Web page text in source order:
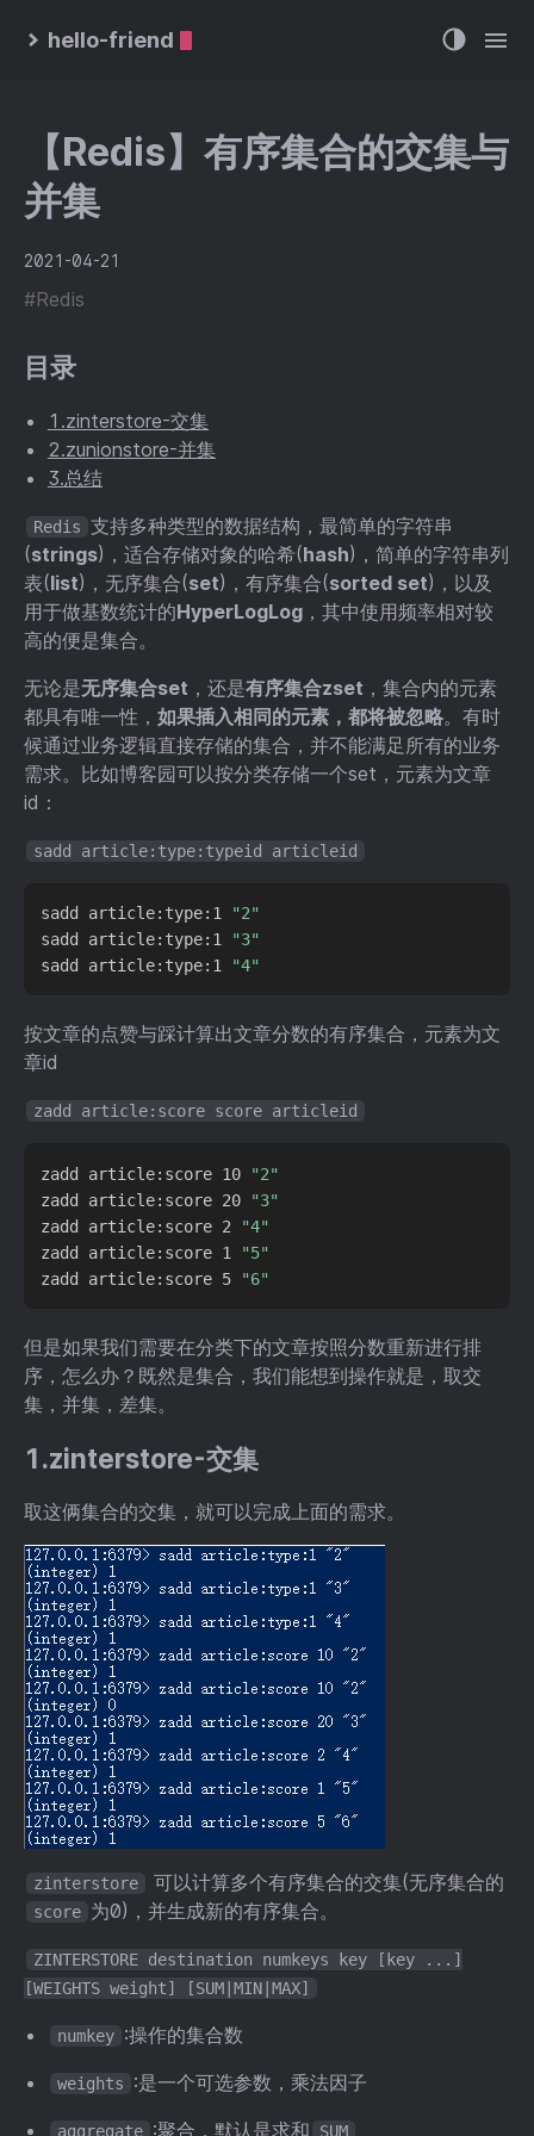
hello-friend
【Redis】有序集合的交集与
并集
2021-04-21
#Redis
目录
1.zinterstore-交集
2.zunionstore-并集
3.总结
Redis 支持多种类型的数据结构，最简单的字符串
(strings)，适合存储对象的哈希(hash)，简单的字符串列
表(list)，无序集合(set)，有序集合(sorted set)，以及
用于做基数统计的HyperLogLog ，其中使用频率相对较
高的便是集合。
无论是无序集合set ，还是有序集合zset ，集合内的元素
都具有唯一性， 如果插入相同的元素，都将被忽略。有时
候通过业务逻辑直接存储的集合，并不能满足所有的业务
需求。比如博客园可以按分类存储一个set，元素为文章
id：
sadd article:type:typeid articleid
sadd article:type:1
"2"
sadd article:type:1
"3"
sadd article:type:1
"4"
按文章的点赞与踩计算出文章分数的有序集合，元素为文
章id
zadd article:score score articleid
zadd article:score 10
"2"
zadd article:score 20
"3"
zadd article:score 2
"4"
zadd article:score 1
"5"
zadd article:score 5
"6"
但是如果我们需要在分类下的文章按照分数重新进行排
序，怎么办？既然是集合，我们能想到操作就是，取交
集，并集，差集。
1.zinterstore-交集
取这俩集合的交集，就可以完成上面的需求。
zinterstore 可以计算多个有序集合的交集(无序集合的
score 为0)，并生成新的有序集合。
ZINTERSTORE destination numkeys key [key ...]
[WEIGHTS weight] [SUM|MIN|MAX]
numkey :操作的集合数
weights :是一个可选参数，乘法因子
aggregate :聚合，默认是求和 SUM